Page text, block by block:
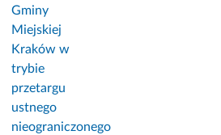
Gminy
Miejskiej
Kraków w
trybie
przetargu
ustnego
nieograniczonego